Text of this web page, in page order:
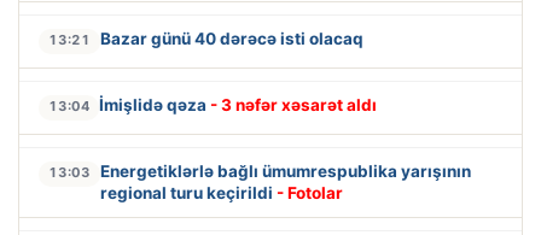
13:21 Bazar günü 40 dərəcə isti olacaq
13:04 İmişlidə qəza - 3 nəfər xəsarət aldı
13:03
Energetiklərlə bağlı ümumrespublika yarışının
regional turu keçirildi - Fotolar